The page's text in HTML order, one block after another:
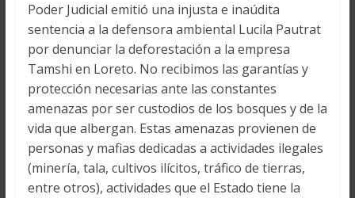
Poder Judicial emitió una injusta e inaúdita
sentencia a la defensora ambiental Lucila Pautrat
por denunciar la deforestación a la empresa
Tamshi en Loreto. No recibimos las garantías y
protección necesarias ante las constantes
amenazas por ser custodios de los bosques y de la
vida que albergan. Estas amenazas provienen de
personas y mafias dedicadas a actividades ilegales
(minería, tala, cultivos ilícitos, tráfico de tierras,
entre otros), actividades que el Estado tiene la